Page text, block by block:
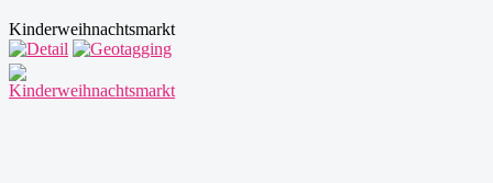
Kinderweihnachtsmarkt